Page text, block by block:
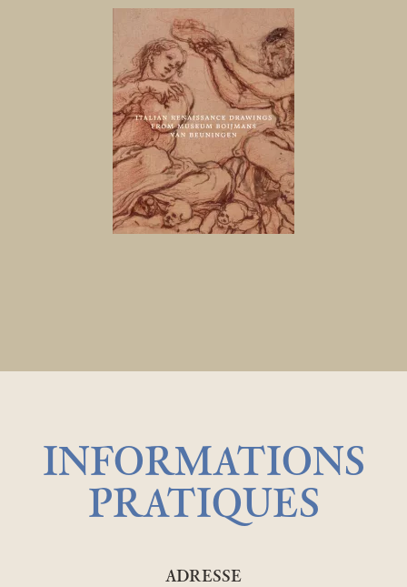
INFORMATIONS
PRATIQUES
ADRESSE